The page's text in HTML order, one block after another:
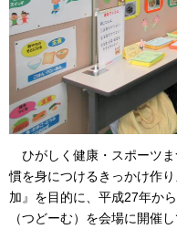
ひがしく健康・スポーツ
慣を身につけるきっかけ作
加』を目的に、平成27年か
（つどーむ）を会場に開催し